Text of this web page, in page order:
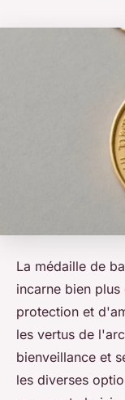
La médaille de
incarne bien
protection et
les vertus de
bienveillance et
les diverses